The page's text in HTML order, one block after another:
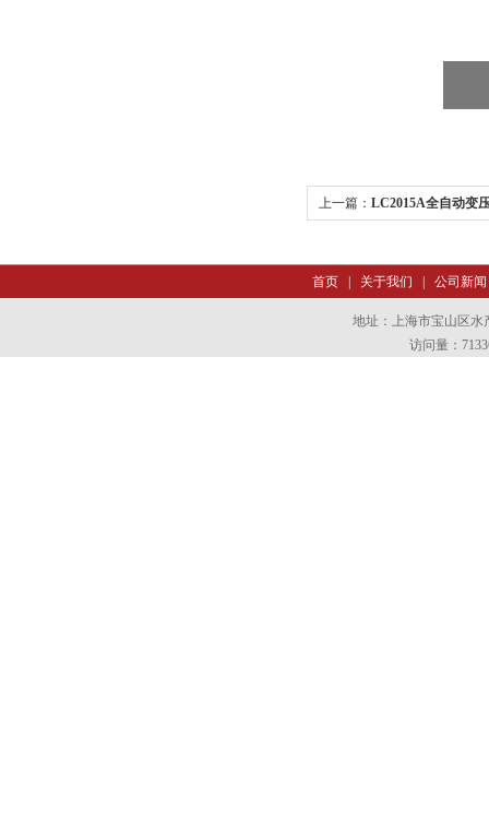
上一篇： LC2015A全自动变
首页| 关于我们 | 公司新闻
地址：上海市宝山区水
访问量：